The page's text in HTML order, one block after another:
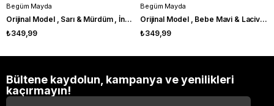
Begüm Mayda
Orijinal Model , Sarı & Mürdüm , İncili Simli Broş
₺349,99
Begüm Mayda
Orijinal Model , Bebe Mavi & Lacivert Zirkon Taşlı , Papatya Broş
₺349,99
Bültene kaydolun, kampanya ve yenilikleri
kaçırmayın!